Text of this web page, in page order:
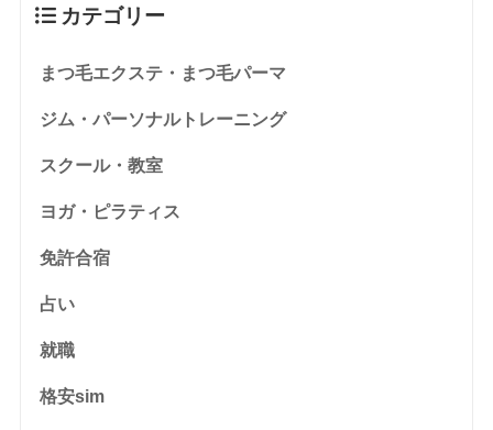
カテゴリー
まつ毛エクステ・まつ毛パーマ
ジム・パーソナルトレーニング
スクール・教室
ヨガ・ピラティス
免許合宿
占い
就職
格安sim